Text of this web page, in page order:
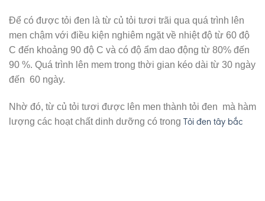
Để có được tỏi đen là từ củ tỏi tươi trãi qua quá trình lên
men chậm với điều kiện nghiêm ngặt về nhiệt độ từ 60 độ
C đến khoảng 90 độ C và có độ ẩm dao động từ 80% đến
90 %. Quá trình lên mem trong thời gian kéo dài từ 30 ngày
đến 60 ngày.
Nhờ đó, từ củ tỏi tươi được lên men thành tỏi đen mà hàm
lượng các hoạt chất dinh dưỡng có trong Tỏi đen tây bắc